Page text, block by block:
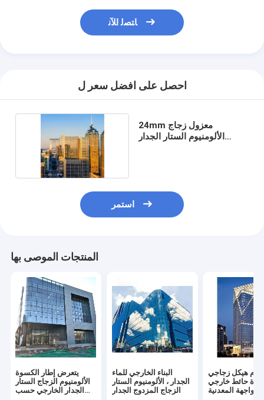
ﺎﺘﺼﻟ ﺍﻶﻧ
احصل على افضل سعر ل
24mm معزول زجاج
الألومنيوم الستار الجدار
استمر
المنتجات الموصى بها
يتعرض إطار الكسوة
الألومنيوم الزجاج الستار
الجدار الخارجي حسب
البناء الخارجي للماء
الجدار ، الألومنيوم الستار
الزجاج المزدوج الجدار
هيكل زجاجي
حائط خارجي
للواجهة المعدنية